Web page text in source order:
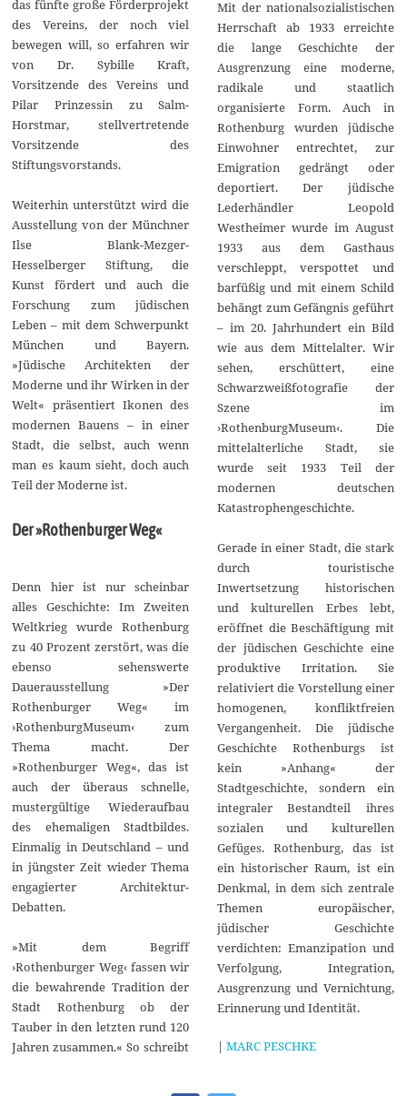
das fünfte große Förderprojekt
des Vereins, der noch viel
bewegen will, so erfahren wir
von Dr. Sybille Kraft,
Vorsitzende des Vereins und
Pilar Prinzessin zu Salm-
Horstmar, stellvertretende
Vorsitzende des
Stiftungsvorstands.
Weiterhin unterstützt wird die
Ausstellung von der Münchner
Ilse Blank-Mezger-
Hesselberger Stiftung, die
Kunst fördert und auch die
Forschung zum jüdischen
Leben – mit dem Schwerpunkt
München und Bayern.
»Jüdische Architekten der
Moderne und ihr Wirken in der
Welt« präsentiert Ikonen des
modernen Bauens – in einer
Stadt, die selbst, auch wenn
man es kaum sieht, doch auch
Teil der Moderne ist.
Der »Rothenburger Weg«
Denn hier ist nur scheinbar
alles Geschichte: Im Zweiten
Weltkrieg wurde Rothenburg
zu 40 Prozent zerstört, was die
ebenso sehenswerte
Dauerausstellung »Der
Rothenburger Weg« im
›RothenburgMuseum‹ zum
Thema macht. Der
»Rothenburger Weg«, das ist
auch der überaus schnelle,
mustergültige Wiederaufbau
des ehemaligen Stadtbildes.
Einmalig in Deutschland – und
in jüngster Zeit wieder Thema
engagierter Architektur-
Debatten.
»Mit dem Begriff
›Rothenburger Weg‹ fassen wir
die bewahrende Tradition der
Stadt Rothenburg ob der
Tauber in den letzten rund 120
Jahren zusammen.« So schreibt
Mit der nationalsozialistischen
Herrschaft ab 1933 erreichte
die lange Geschichte der
Ausgrenzung eine moderne,
radikale und staatlich
organisierte Form. Auch in
Rothenburg wurden jüdische
Einwohner entrechtet, zur
Emigration gedrängt oder
deportiert. Der jüdische
Lederhändler Leopold
Westheimer wurde im August
1933 aus dem Gasthaus
verschleppt, verspottet und
barfüßig und mit einem Schild
behängt zum Gefängnis geführt
– im 20. Jahrhundert ein Bild
wie aus dem Mittelalter. Wir
sehen, erschüttert, eine
Schwarzweißfotografie der
Szene im
›RothenburgMuseum‹. Die
mittelalterliche Stadt, sie
wurde seit 1933 Teil der
modernen deutschen
Katastrophengeschichte.
Gerade in einer Stadt, die stark
durch touristische
Inwertsetzung historischen
und kulturellen Erbes lebt,
eröffnet die Beschäftigung mit
der jüdischen Geschichte eine
produktive Irritation. Sie
relativiert die Vorstellung einer
homogenen, konfliktfreien
Vergangenheit. Die jüdische
Geschichte Rothenburgs ist
kein »Anhang« der
Stadtgeschichte, sondern ein
integraler Bestandteil ihres
sozialen und kulturellen
Gefüges. Rothenburg, das ist
ein historischer Raum, ist ein
Denkmal, in dem sich zentrale
Themen europäischer,
jüdischer Geschichte
verdichten: Emanzipation und
Verfolgung, Integration,
Ausgrenzung und Vernichtung,
Erinnerung und Identität.
| MARC PESCHKE